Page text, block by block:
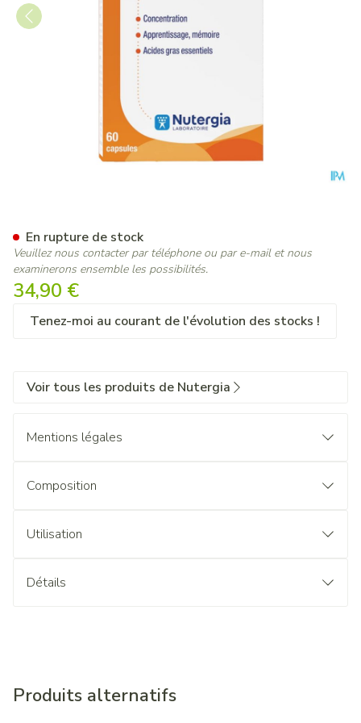
34,90 €
Tenez-moi au courant de l'évolution des stocks !
En rupture de stock
Veuillez nous contacter par téléphone ou par e-mail et nous
examinerons ensemble les possibilités.
Voir tous les produits de Nutergia
Mentions légales
Composition
Utilisation
Détails
Produits alternatifs